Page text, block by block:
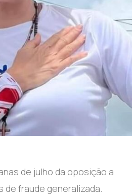
de julho da oposição a
fraude generalizada.